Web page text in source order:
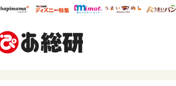
ウレぴあ総研ハピママ* ウレぴあ総研 ディズニー特集
mimot. うまいめし